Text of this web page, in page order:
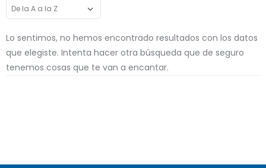
Lo sentimos, no hemos encontrado resultados con los datos
que elegiste. Intenta hacer otra búsqueda que de seguro
tenemos cosas que te van a encantar.